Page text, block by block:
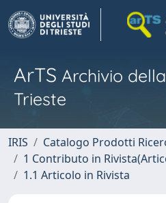
ArTS Archivio
Trieste
IRIS
Catalogo Prodotti
1 Contributo in
1.1 Articolo in Rivista